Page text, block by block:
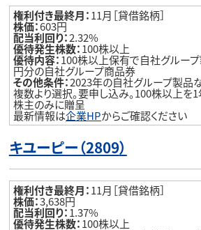
権利付き最終月：11月［貸借銘柄］
株価：603円
配当利回り：2.32%
優待発生株数：100株以上
優待内容：100株以上保有で自社グルー
円分の自社グループ商品券
その他条件：2023年の自社グループ製品
複数より選択。要申し込み。100株以上
株主のみに贈呈
最新情報は企業HPからご確認ください
キユーピー（2809）
権利付き最終月：11月［貸借銘柄］
株価：3,638円
配当利回り：1.37%
優待発生株数：100株以上